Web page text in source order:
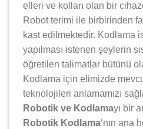
elleri ve kolları olan bir
Robot terimi ile birbirinden
kast edilmektedir. Kodlama
yapılması istenen şeylerin
öğretilen talimatlar bütünü
Kodlama için elimizde
teknolojileri anlamamızı
Robotik ve Kodlamayı bir
Robotik Kodlama‘nın ana